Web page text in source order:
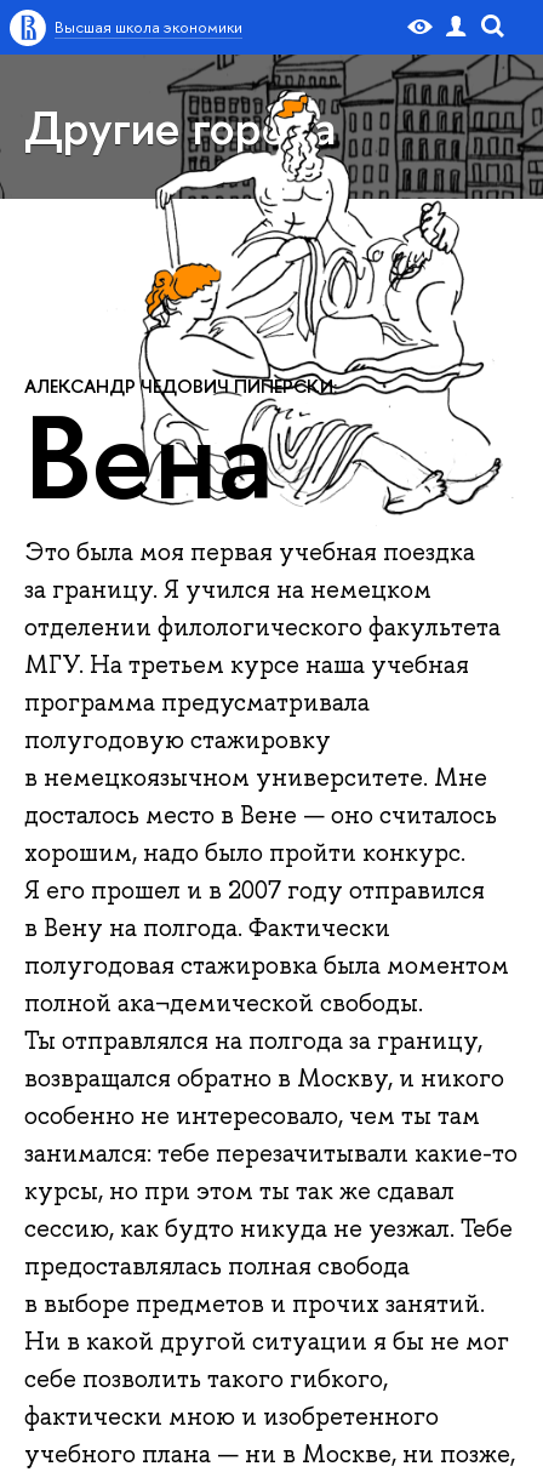
Высшая школа экономики
Другие города
АЛЕКСАНДР ЧЕДОВИЧ ПИПЕРСКИ:
Вена
Это была моя первая учебная поездка
за границу. Я учился на немецком
отделении филологического факультета
МГУ. На третьем курсе наша учебная
программа предусматривала
полугодовую стажировку
в немецкоязычном университете. Мне
досталось место в Вене — оно считалось
хорошим, надо было пройти конкурс.
Я его прошел и в 2007 году отправился
в Вену на полгода. Фактически
полугодовая стажировка была моментом
полной ака¬демической свободы.
Ты отправлялся на полгода за границу,
возвращался обратно в Москву, и никого
особенно не интересовало, чем ты там
занимался: тебе перезачитывали какие-то
курсы, но при этом ты так же сдавал
сессию, как будто никуда не уезжал. Тебе
предоставлялась полная свобода
в выборе предметов и прочих занятий.
Ни в какой другой ситуации я бы не мог
себе позволить такого гибкого,
фактически мною и изобретенного
учебного плана — ни в Москве, ни позже,